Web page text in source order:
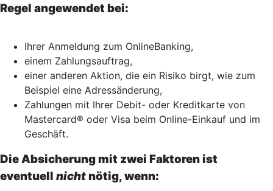
Regel angewendet bei:
Ihrer Anmeldung zum OnlineBanking,
einem Zahlungsauftrag,
einer anderen Aktion, die ein Risiko birgt, wie zum
Beispiel eine Adressänderung,
Zahlungen mit Ihrer Debit- oder Kreditkarte von
Mastercard® oder Visa beim Online-Einkauf und im
Geschäft.
Die Absicherung mit zwei Faktoren ist
eventuell nicht nötig, wenn: